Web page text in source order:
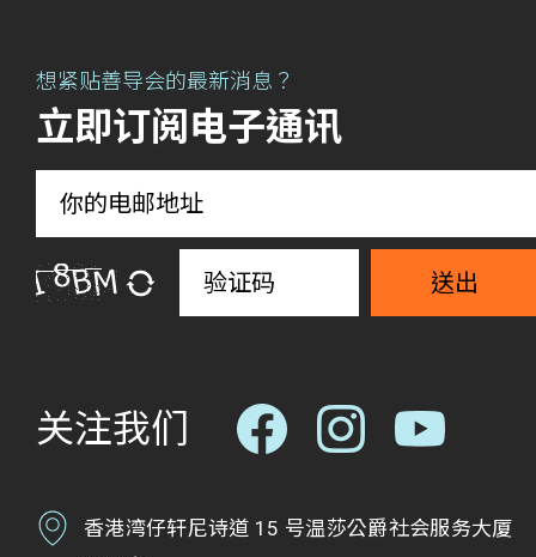
想紧贴善导会的最新消息？
立即订阅电子通讯
送出
关注我们
香港湾仔轩尼诗道 15 号温莎公爵社会服务大厦